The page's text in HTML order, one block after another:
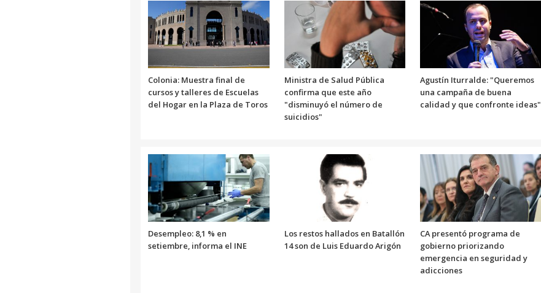
Colonia: Muestra final de
cursos y talleres de Escuelas
del Hogar en la Plaza de Toros
Ministra de Salud Pública
confirma que este año
"disminuyó el número de
suicidios"
Agustín Iturralde: "Queremos
una campaña de buena
calidad y que confronte ideas"
Desempleo: 8,1 % en
setiembre, informa el INE
Los restos hallados en Batallón
14 son de Luis Eduardo Arigón
CA presentó programa de
gobierno priorizando
emergencia en seguridad y
adicciones